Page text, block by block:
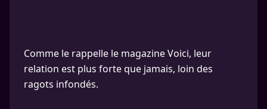
Comme le rappelle le magazine Voici, leur
relation est plus forte que jamais, loin des
ragots infondés.